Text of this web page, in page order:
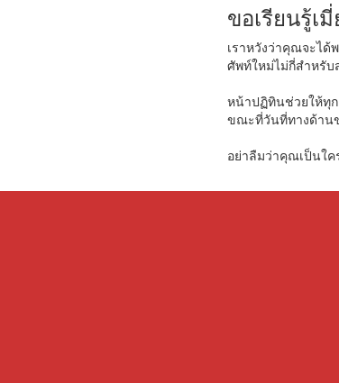
ขอเรียนรู้เ
เราหวังว่าคุณจะได้
ศัพท์ใหม่ไม่กี่สำหรับ
หน้าปฏิทินช่วยให้ทุก
ขณะที่วันที่ทางด้าน
อย่าลืมว่าคุณเป็นใ